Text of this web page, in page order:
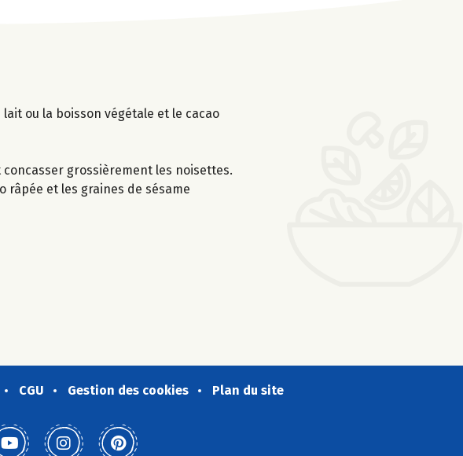
ou la boisson végétale et le cacao
grossièrement les noisettes.
râpée et les graines de sésame
CGU Gestion des cookies Plan du site